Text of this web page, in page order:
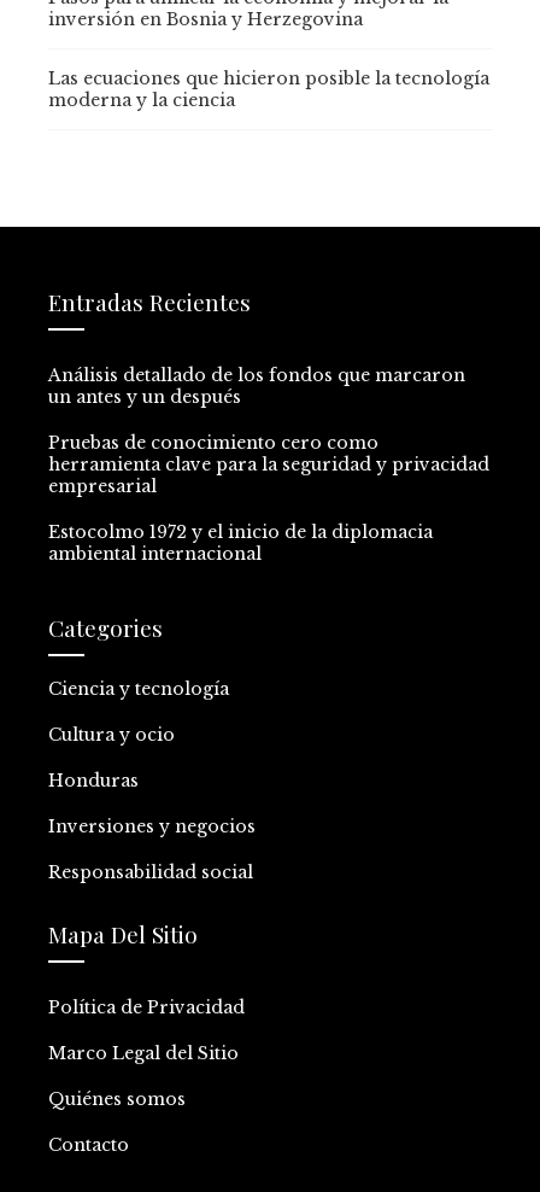
inversión en Bosnia y Herzegovina
Las ecuaciones que hicieron posible la tecnología
moderna y la ciencia
Entradas Recientes
Análisis detallado de los fondos que marcaron
un antes y un después
Pruebas de conocimiento cero como
herramienta clave para la seguridad y privacidad
empresarial
Estocolmo 1972 y el inicio de la diplomacia
ambiental internacional
Categories
Ciencia y tecnología
Cultura y ocio
Honduras
Inversiones y negocios
Responsabilidad social
Mapa Del Sitio
Política de Privacidad
Marco Legal del Sitio
Quiénes somos
Contacto